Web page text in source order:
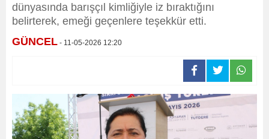
dünyasında barışçıl kimliğiyle iz bıraktığını
belirterek, emeği geçenlere teşekkür etti.
GÜNCEL - 11-05-2026 12:20